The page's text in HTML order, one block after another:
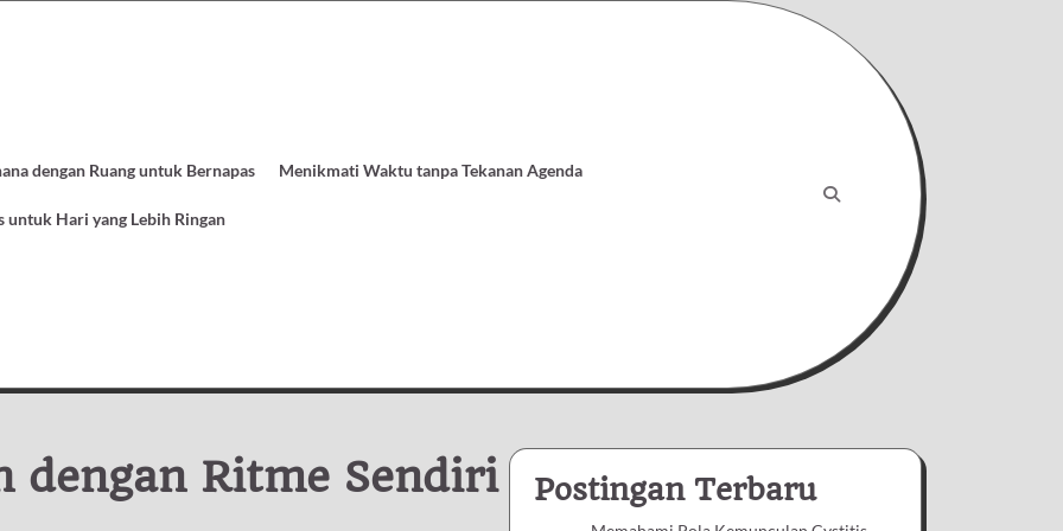
dengan Ruang untuk Bernapas Menikmati Waktu tanpa Tekanan Agenda
untuk Hari yang Lebih Ringan
dengan Ritme Sendiri Postingan Terbaru